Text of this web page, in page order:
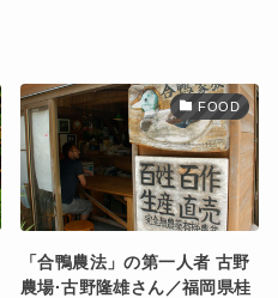
FOOD
「合鴨農法」の第一人者 古野
農場·古野隆雄さん／福岡県桂